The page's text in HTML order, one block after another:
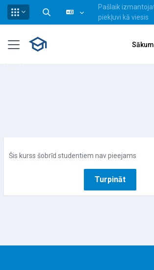
Pārslēgt meklēšanas ievadi
Pašlaik
piekļuvi kā viesis
Sānu panelis
Šis kurss šobrīd studentiem nav pieejams
Turpināt